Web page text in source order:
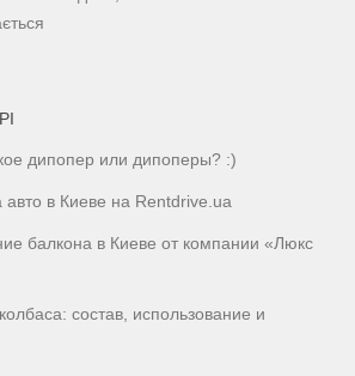
дипопер или дипоперы? :)
авто в Киеве на Rentdrive.ua
балкона в Киеве от компании «Люкс
состав, использование и